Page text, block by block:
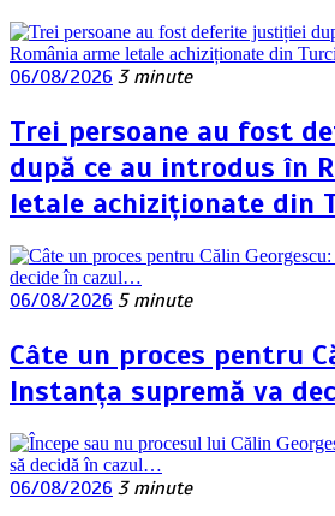
06/08/2026 3 minute
Trei persoane au fost
după ce au introdus în
letale achiziționate din
06/08/2026 5 minute
Câte un proces pentru
Instanța supremă va
06/08/2026 3 minute